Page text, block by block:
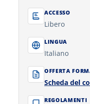
ACCESSO
Libero
LINGUA
Italiano
OFFERTA
Scheda del
REGOLAMENTI